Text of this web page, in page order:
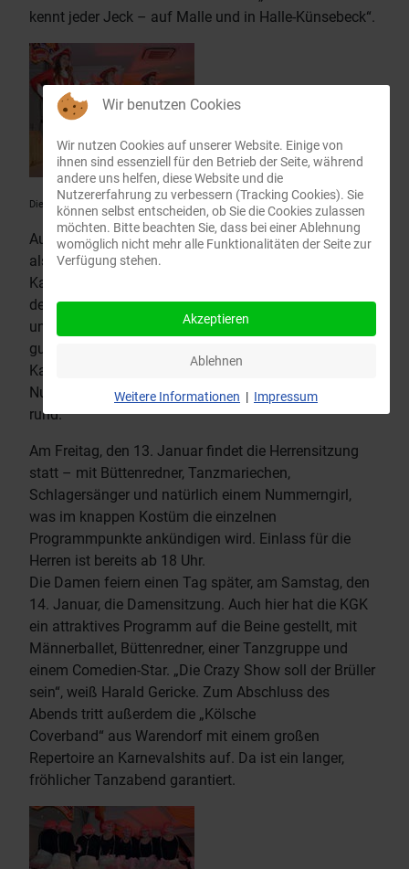
kennt jeder Jeck – auf Malle und in Halle-Künsebeck“.
Die Tanzmariechen...
Auftakt bildete bereits die Karnevalsparty am 11.11. –
als leichter Aufgalopp für die diesjährige
Karnevalssession mit gut 60 Personen, bestehend aus
den eigenen Vereinsmitgliedern
und befreundeten Vereinen. „Die Stimmung war sehr
gut“, berichtet Harald Gericke, 1. Vorsitzender der
Karnevalsgesellschaft Künsebeck als Veranstalter.
Nun blickt er ins Neue Jahr, denn da geht’s richtig
rund.
Am Freitag, den 13. Januar findet die Herrensitzung
statt – mit Büttenredner, Tanzmariechen,
Schlagersänger und natürlich einem Nummerngirl,
was im knappen Kostüm die einzelnen
Programmpunkte ankündigen wird. Einlass für die
Herren ist bereits ab 18 Uhr.
Die Damen feiern einen Tag später, am Samstag, den
14. Januar, die Damensitzung. Auch hier hat die KGK
ein attraktives Programm auf die Beine gestellt, mit
Männerballet, Büttenredner, einer Tanzgruppe und
einem Comedien-Star. „Die Crazy Show soll der Brüller
sein“, weiß Harald Gericke. Zum Abschluss des
Abends tritt außerdem die „Kölsche
Coverband“ aus Warendorf mit einem großen
Repertoire an Karnevalshits auf. Da ist ein langer,
fröhlicher Tanzabend garantiert.
Wir benutzen Cookies
Wir nutzen Cookies auf unserer Website. Einige von
ihnen sind essenziell für den Betrieb der Seite, während
andere uns helfen, diese Website und die
Nutzererfahrung zu verbessern (Tracking Cookies). Sie
können selbst entscheiden, ob Sie die Cookies zulassen
möchten. Bitte beachten Sie, dass bei einer Ablehnung
womöglich nicht mehr alle Funktionalitäten der Seite zur
Verfügung stehen.
Akzeptieren
Ablehnen
Weitere Informationen | Impressum